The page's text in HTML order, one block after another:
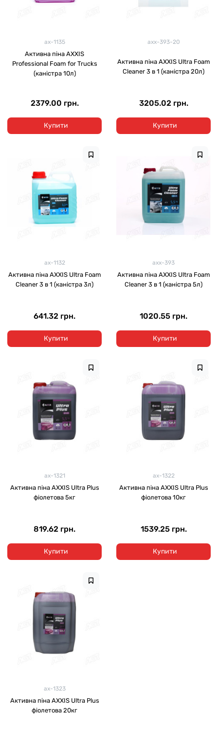
ax-1135
Активна піна AXXIS
Professional Foam for Trucks
(каністра 10л)
2379.00 грн.
Купити
axx-393-20
Активна піна AXXIS Ultra Foam
Cleaner 3 в 1 (каністра 20л)
3205.02 грн.
Купити
ax-1132
Активна піна AXXIS Ultra Foam
Cleaner 3 в 1 (каністра 3л)
641.32 грн.
Купити
axx-393
Активна піна AXXIS Ultra Foam
Cleaner 3 в 1 (каністра 5л)
1020.55 грн.
Купити
ax-1321
Активна піна AXXIS Ultra Plus
фіолетова 5кг
819.62 грн.
Купити
ax-1322
Активна піна AXXIS Ultra Plus
фіолетова 10кг
1539.25 грн.
Купити
ax-1323
Активна піна AXXIS Ultra Plus
фіолетова 20кг